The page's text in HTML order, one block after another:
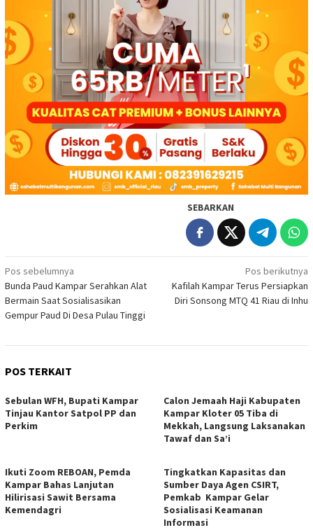
SEBARKAN
Navigasi
pos
Pos sebelumnya
Bunda Paud Kampar Serahkan Alat
Bermain Saat Sosialisasikan
Gempur Paud Di Desa Pulau Tinggi
Pos berikutnya
Kafilah Kampar Terus Persiapkan
Diri Sonsong MTQ 41 Riau di Inhu
POS TERKAIT
Sebulan WFH, Bupati Kampar
Tinjau Kantor Satpol PP dan
Perkim
Calon Jemaah Haji Kabupaten
Kampar Kloter 05 Tiba di
Mekkah, Langsung Laksanakan
Tawaf dan Sa’i
Ikuti Zoom REBOAN, Pemda
Kampar Bahas Lanjutan
Hilirisasi Sawit Bersama
Kemendagri
Tingkatkan Kapasitas dan
Sumber Daya Agen CSIRT,
Pemkab Kampar Gelar
Sosialisasi Keamanan
Informasi